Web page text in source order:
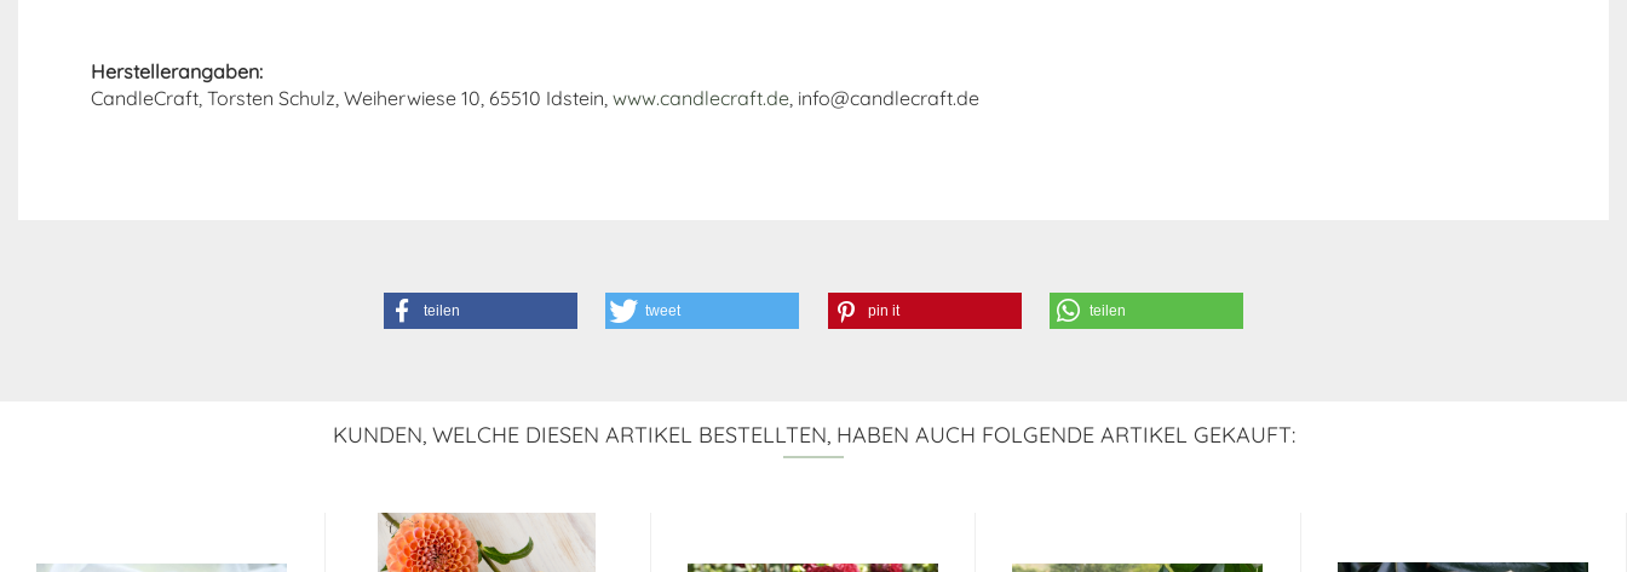
Herstellerangaben:
CandleCraft, Torsten Schulz, Weiherwiese 10, 65510 Idstein, www.candlecraft.de, info@candlecraft.de
teilen tweet pin it teilen
KUNDEN, WELCHE DIESEN ARTIKEL BESTELLTEN, HABEN AUCH FOLGENDE ARTIKEL GEKAUFT: